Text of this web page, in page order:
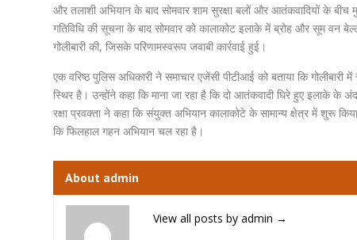
और तलाशी अभियान के बाद सोमवार शाम सुरक्षा बलों और आतंकवादियों के
गतिविधि की सूचना के बाद सोमवार को कालाकोट इलाके में ब्रोह और सूम वन
गोलीबारी की, जिसके परिणामस्वरूप जवाबी कार्रवाई हुई।
एक वरिष्ठ पुलिस अधिकारी ने समाचार एजेंसी पीटीआई को बताया कि
स्थिर है। उन्होंने कहा कि माना जा रहा है कि दो आतंकवादी घिरे हुए इलाके के
रक्षा प्रवक्ता ने कहा कि संयुक्त अभियान कालाकोटे के सामान्य क्षेत्र में शुरू
कि फिलहाल गहन अभियान चल रहा है।
About admin
View all posts by admin →